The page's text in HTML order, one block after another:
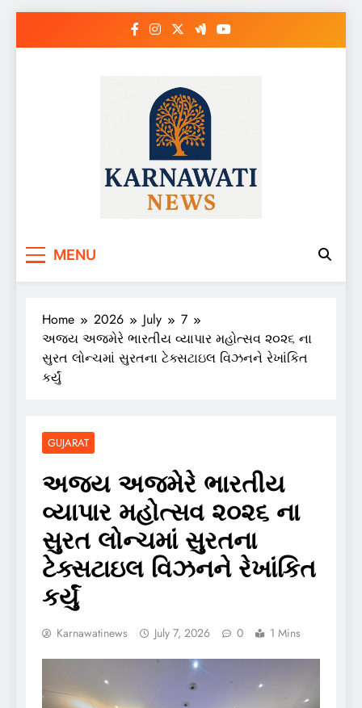
MENU
Home 2026 July
7
અજય અજમેરે ભારતીય વ્યાપાર મહોત્સવ ૨૦૨૬ ના
સુરત લોન્ચમાં સુરતના ટેક્સટાઇલ વિઝનને રેખાંકિત
કર્યું
GUJARAT
અજય અજમેરે ભારતીય
વ્યાપાર મહોત્સવ ૨૦૨૬ ના
સુરત લોન્ચમાં સુરતના
ટેક્સટાઇલ વિઝનને રેખાંકિત
કર્યું
Karnawatinews July 7, 2026 0 1 Mins